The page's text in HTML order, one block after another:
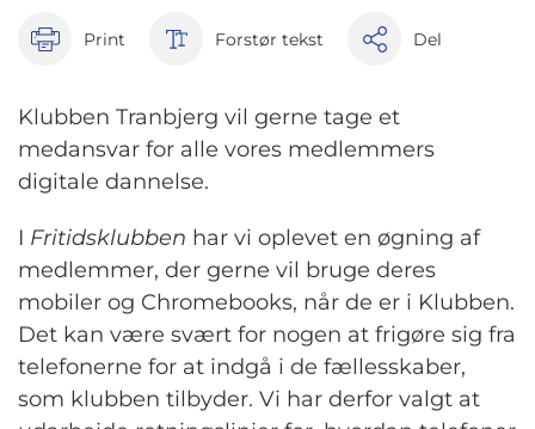
Print Forstør tekst Del
Klubben Tranbjerg vil gerne tage et
medansvar for alle vores medlemmers
digitale dannelse.
I Fritidsklubben har vi oplevet en øgning af
medlemmer, der gerne vil bruge deres
mobiler og Chromebooks, når de er i Klubben.
Det kan være svært for nogen at frigøre sig fra
telefonerne for at indgå i de fællesskaber,
som klubben tilbyder. Vi har derfor valgt at